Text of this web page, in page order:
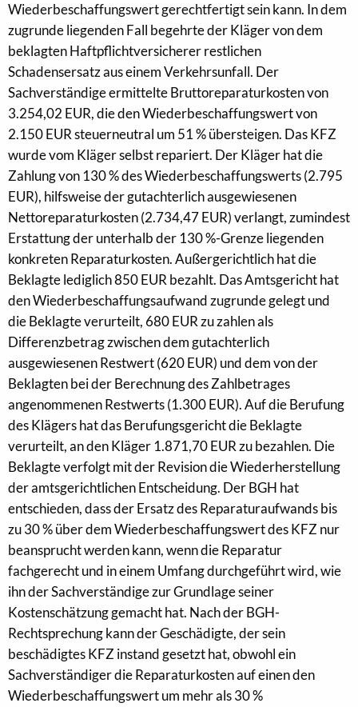
Wiederbeschaffungswert gerechtfertigt sein kann. In dem
zugrunde liegenden Fall begehrte der Kläger von dem
beklagten Haftpflichtversicherer restlichen
Schadensersatz aus einem Verkehrsunfall. Der
Sachverständige ermittelte Bruttoreparaturkosten von
3.254,02 EUR, die den Wiederbeschaffungswert von
2.150 EUR steuerneutral um 51 % übersteigen. Das KFZ
wurde vom Kläger selbst repariert. Der Kläger hat die
Zahlung von 130 % des Wiederbeschaffungswerts (2.795
EUR), hilfsweise der gutachterlich ausgewiesenen
Nettoreparaturkosten (2.734,47 EUR) verlangt, zumindest
Erstattung der unterhalb der 130 %-Grenze liegenden
konkreten Reparaturkosten. Außergerichtlich hat die
Beklagte lediglich 850 EUR bezahlt. Das Amtsgericht hat
den Wiederbeschaffungsaufwand zugrunde gelegt und
die Beklagte verurteilt, 680 EUR zu zahlen als
Differenzbetrag zwischen dem gutachterlich
ausgewiesenen Restwert (620 EUR) und dem von der
Beklagten bei der Berechnung des Zahlbetrages
angenommenen Restwerts (1.300 EUR). Auf die Berufung
des Klägers hat das Berufungsgericht die Beklagte
verurteilt, an den Kläger 1.871,70 EUR zu bezahlen. Die
Beklagte verfolgt mit der Revision die Wiederherstellung
der amtsgerichtlichen Entscheidung. Der BGH hat
entschieden, dass der Ersatz des Reparaturaufwands bis
zu 30 % über dem Wiederbeschaffungswert des KFZ nur
beansprucht werden kann, wenn die Reparatur
fachgerecht und in einem Umfang durchgeführt wird, wie
ihn der Sachverständige zur Grundlage seiner
Kostenschätzung gemacht hat. Nach der BGH-
Rechtsprechung kann der Geschädigte, der sein
beschädigtes KFZ instand gesetzt hat, obwohl ein
Sachverständiger die Reparaturkosten auf einen den
Wiederbeschaffungswert um mehr als 30 %